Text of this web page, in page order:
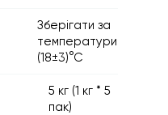
Зберігати за
температури
(18±3)°С
5 кг (1 кг * 5
пак)